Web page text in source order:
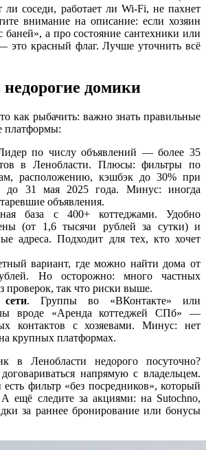
соседи, работает ли Wi-Fi, не пахнет
внимание на описание: если хозяин
баней», а про состояние сантехники или
это красный флаг. Лучше уточнить всё
недорогие домики
как рыбачить: важно знать правильные
платформы:
по числу объявлений — более 35
в Ленобласти. Плюсы: фильтры по
расположению, кэшбэк до 30% при
до 31 мая 2025 года. Минус: иногда
объявления.
база с 400+ коттеджами. Удобно
(от 1,6 тысячи рублей за сутки) и
адреса. Подходит для тех, кто хочет
вариант, где можно найти дома от
Но осторожно: много частных
проверок, так что риски выше.
. Группы во «ВКонтакте» или
вроде «Аренда коттеджей СПб» —
контактов с хозяевами. Минус: нет
крупных платформах.
в Ленобласти недорого посуточно?
напрямую с владельцем.
фильтр «без посредников», который
А ещё следите за акциями: на Sutochno,
за раннее бронирование или бонусы